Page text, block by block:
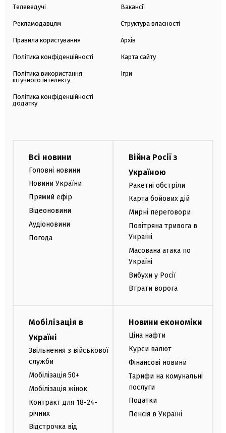
Телеведучі
Рекламодавцям
Правила користування
Політика конфіденційності
Політика використання
штучного інтелекту
Політика конфіденційності
додатку
Вакансії
Структура власності
Архів
Карта сайту
Ігри
Всі новини
Головні новини
Новини України
Прямий ефір
Відеоновини
Аудіоновини
Погода
Війна Росії з
Україною
Ракетні обстріли
Карта бойових дій
Мирні переговори
Повітряна тривога в
Україні
Масована атака по
Україні
Вибухи у Росії
Втрати ворога
Мобілізація в
Україні
Звільнення з військової
служби
Мобілізація 50+
Мобілізація жінок
Контракт для 18-24-
річних
Відстрочка від
Новини економіки
Ціна нафти
Курси валют
Фінансові новини
Тарифи на комунальні
послуги
Податки
Пенсія в Україні